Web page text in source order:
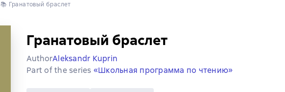
📚 Гранатовый браслет
Гранатовый браслет
AuthorAleksandr Kuprin
Part of the series «Школьная программа по чтению»